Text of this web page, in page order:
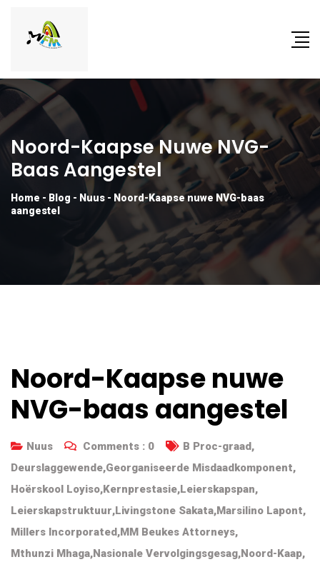
Noord-Kaapse Nuwe NVG-
Baas Aangestel
Home - Blog - Nuus - Noord-Kaapse nuwe NVG-baas
aangestel
Noord-Kaapse nuwe
NVG-baas aangestel
Nuus Comments : 0 B Proc-graad,
Deurslaggewende,Georganiseerde Misdaadkomponent,
Hoërskool Loyiso,Kernprestasie,Leierskapspan,
Leierskapstruktuur,Livingstone Sakata,Marsilino Lapont,
Millers Incorporated,MM Beukes Attorneys,
Mthunzi Mhaga,Nasionale Vervolgingsgesag,Noord-Kaap,